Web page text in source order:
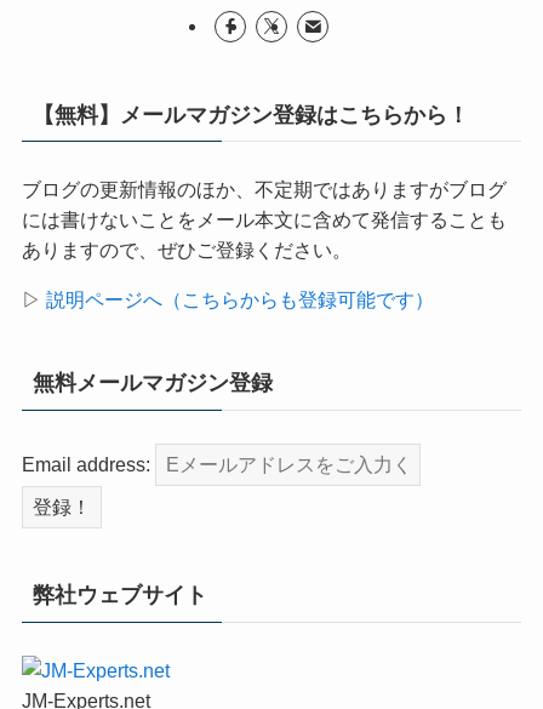
【無料】メールマガジン登録はこちらから！
ブログの更新情報のほか、不定期ではありますがブログ
には書けないことをメール本文に含めて発信することも
ありますので、ぜひご登録ください。
▷ 説明ページへ（こちらからも登録可能です）
無料メールマガジン登録
Email address:
弊社ウェブサイト
JM-Experts.net